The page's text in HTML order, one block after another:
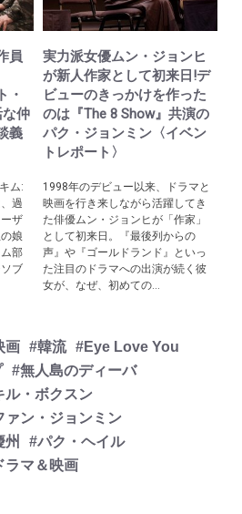
員
・
仲
義
ム:
過
ザ
娘
部
ブ
実力派女優ムン・ジョンヒ
が新人作家として初来日!デ
ビューのきっかけを作った
のは『The 8 Show』共演の
パク・ジョンミン〈イベン
トレポート〉
1998年のデビュー以来、ドラマと
映画を行き来しながら活躍してき
た俳優ムン・ジョンヒが「作家」
として初来日。『最後列からの
声』や『ゴールドランド』といっ
た注目のドラマへの出演が続く彼
女が、なぜ、初めての...
画 #韓流 #Eye Love You
#無人島のディーバ
ル・ボクスン
ァン・ジョンミン
州
#パク・ヘイル
ラマ＆映画